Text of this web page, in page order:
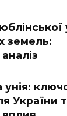
земель:
України